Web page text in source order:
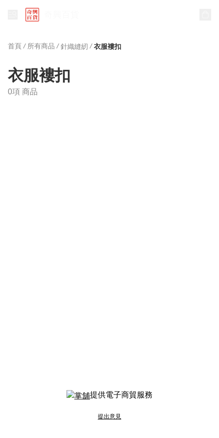
首頁 / 所有商品 / 針織縫紉 / 衣服褸扣
衣服褸扣
0項 商品
提供電子商貿服務
提出意見